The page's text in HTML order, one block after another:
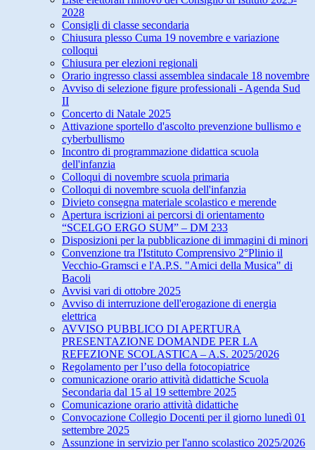
2028
Consigli di classe secondaria
Chiusura plesso Cuma 19 novembre e variazione
colloqui
Chiusura per elezioni regionali
Orario ingresso classi assemblea sindacale 18 novembre
Avviso di selezione figure professionali - Agenda Sud
II
Concerto di Natale 2025
Attivazione sportello d'ascolto prevenzione bullismo e
cyberbullismo
Incontro di programmazione didattica scuola
dell'infanzia
Colloqui di novembre scuola primaria
Colloqui di novembre scuola dell'infanzia
Divieto consegna materiale scolastico e merende
Apertura iscrizioni ai percorsi di orientamento
“SCELGO ERGO SUM” – DM 233
Disposizioni per la pubblicazione di immagini di minori
Convenzione tra l'Istituto Comprensivo 2°Plinio il
Vecchio-Gramsci e l'A.P.S. "Amici della Musica" di
Bacoli
Avvisi vari di ottobre 2025
Avviso di interruzione dell'erogazione di energia
elettrica
AVVISO PUBBLICO DI APERTURA
PRESENTAZIONE DOMANDE PER LA
REFEZIONE SCOLASTICA – A.S. 2025/2026
Regolamento per l’uso della fotocopiatrice
comunicazione orario attività didattiche Scuola
Secondaria dal 15 al 19 settembre 2025
Comunicazione orario attività didattiche
Convocazione Collegio Docenti per il giorno lunedì 01
settembre 2025
Assunzione in servizio per l'anno scolastico 2025/2026